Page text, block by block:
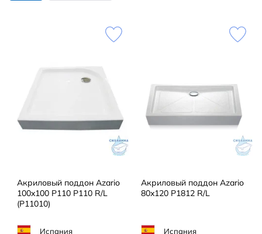
Акриловый поддон Azario
100x100 P110 P110 R/L
(P11010)
Испания
Акриловый поддон Azario
80x120 P1812 R/L
Испания